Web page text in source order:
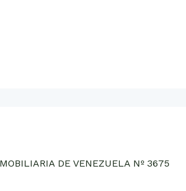
DE VENEZUELA Nº 3675